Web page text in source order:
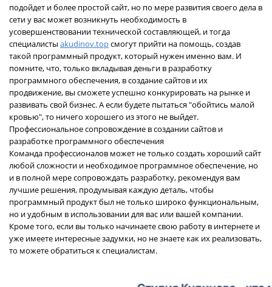
подойдет и более простой сайт, но по мере развития своего дела в
сети у вас может возникнуть необходимость в
усовершенствовании технической составляющей, и тогда
специалисты akudinov.topсмогут прийти на помощь, создав
такой программный продукт, который нужен именно вам. И
помните, что, только вкладывая деньги в разработку
программного обеспечения, в создание сайтов и их
продвижение, вы сможете успешно конкурировать на рынке и
развивать свой бизнес. А если будете пытаться "обойтись малой
кровью", то ничего хорошего из этого не выйдет.
Профессиональное сопровождение в создании сайтов и
разработке программного обеспечения
Команда профессионалов может не только создать хороший сайт
любой сложности и необходимое программное обеспечение, но
и в полной мере сопровождать разработку, рекомендуя вам
лучшие решения, продумывая каждую деталь, чтобы
программный продукт был не только широко функциональным,
но и удобным в использовании для вас или вашей компании.
Кроме того, если вы только начинаете свою работу в интернете и
уже имеете интересные задумки, но не знаете как их реализовать,
то можете обратиться к специалистам.